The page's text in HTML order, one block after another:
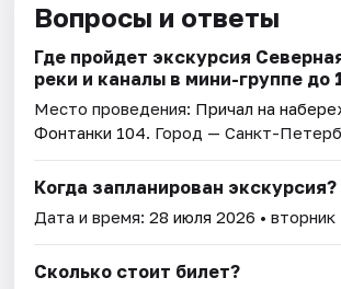
Вопросы и ответы
Где пройдет экскурсия
реки и каналы в мини-группе до
Место проведения: Причал на
Фонтанки 104. Город — Санкт-
Когда запланирован экскурсия?
Дата и время:28 июля 2026 • вторник
Сколько стоит билет?